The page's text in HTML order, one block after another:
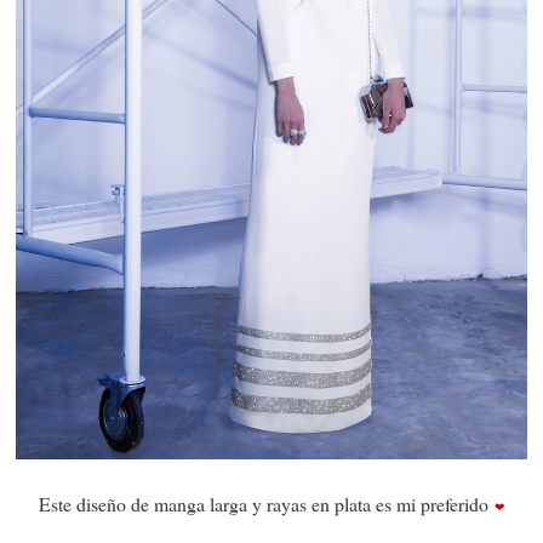
Este diseño de manga larga y rayas en plata es mi preferido ❤